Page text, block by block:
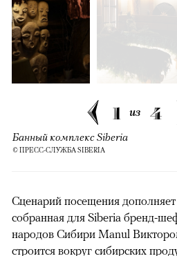
1 из 4
Банный комплекс Siberia
© ПРЕСС-СЛУЖБА SIBERIA
Сценарий посещения
собранная для Siberia бренд-
народов Сибири Manul
строится вокруг сибирских